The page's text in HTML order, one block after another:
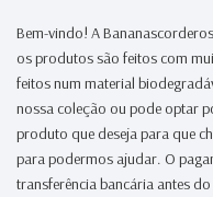
Bem-vindo! A
os produtos são feitos com
feitos num material
nossa coleção ou pode optar
produto que deseja para que
para podermos ajudar. O
transferência bancária antes